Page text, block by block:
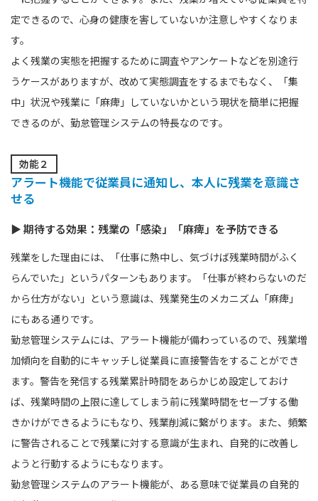
定できるので、心身の健康を害していないか注意しやすくなりま
す。
よく残業の実態を把握するために調査やアンケートなどを別途行
うケースがありますが、改めて実態調査をするまでもなく、「集
中」状況や残業に「麻痺」していないかという現状を簡単に把握
できるのが、勤怠管理システムの特長なのです。
効能２
アラート機能で従業員に通知し、本人に残業を意識さ
せる
▶ 期待する効果：残業の「感染」「麻痺」を予防できる
残業をした理由には、「仕事に熱中し、気づけば残業時間がふく
らんでいた」というパターンもあります。「仕事が終わらないのだ
から仕方がない」という意識は、残業発生のメカニズム「麻痺」
にもある通りです。
勤怠管理システムには、アラート機能が備わっているので、残業増
加傾向を自動的にキャッチし従業員に直接警告をすることができ
ます。警告を発信する残業累計時間をあらかじめ設定しておけ
ば、残業時間の上限に達してしまう前に残業時間をセーブする働
きかけができるようにもなり、残業削減に繋がります。また、頻繁
に警告されることで残業に対する意識が生まれ、自発的に改善し
ようと行動するようにもなります。
勤怠管理システムのアラート機能が、ある意味で従業員の自発的